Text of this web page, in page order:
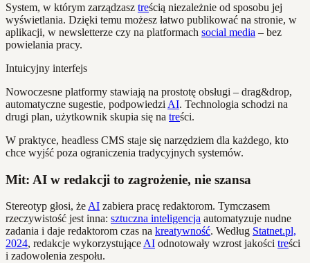
System, w którym zarządzasz treścią niezależnie od sposobu jej
wyświetlania. Dzięki temu możesz łatwo publikować na stronie, w
aplikacji, w newsletterze czy na platformach social media – bez
powielania pracy.
Intuicyjny interfejs
Nowoczesne platformy stawiają na prostotę obsługi – drag&drop,
automatyczne sugestie, podpowiedzi AI. Technologia schodzi na
drugi plan, użytkownik skupia się na treści.
W praktyce, headless CMS staje się narzędziem dla każdego, kto
chce wyjść poza ograniczenia tradycyjnych systemów.
Mit: AI w redakcji to zagrożenie, nie szansa
Stereotyp głosi, żeAI zabiera pracę redaktorom. Tymczasem
rzeczywistość jest inna: sztuczna inteligencja automatyzuje nudne
zadania i daje redaktorom czas na kreatywność. Według Statnet.pl,
2024, redakcje wykorzystująceAI odnotowały wzrost jakości treści
i zadowolenia zespołu.